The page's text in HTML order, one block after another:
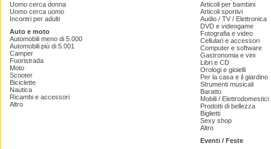
Uomo cerca donna
Uomo cerca uomo
Incontri per adulti
Auto e moto
Automobili meno di 5.000
Automobili più di 5.001
Camper
Fuoristrada
Moto
Scooter
Biciclette
Nautica
Ricambi e accessori
Altro
Articoli per bambini
Articoli sportivi
Audio / TV / Elettronica
DVD e videogame
Fotografia e video
Cellulari e accessori
Computer e software
Gastronomia e vini
Libri e CD
Orologi e gioielli
Per la casa e il giardino
Strumenti musicali
Baratto
Mobili / Elettrodomestici
Prodotti di bellezza
Biglietti
Sexy shop
Altro
Eventi / Feste